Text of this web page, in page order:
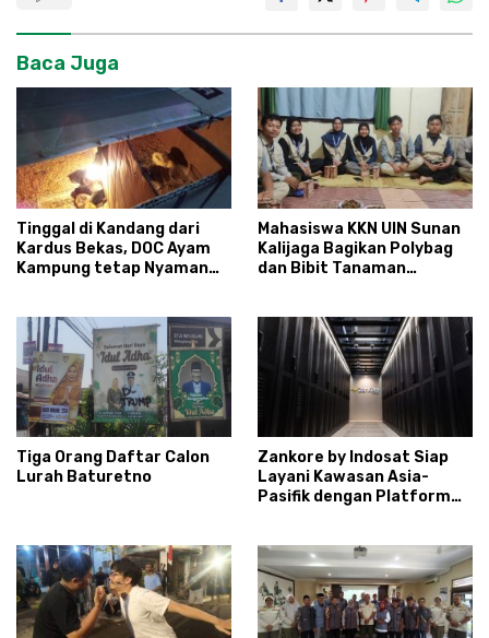
Baca Juga
Tinggal di Kandang dari
Kardus Bekas, DOC Ayam
Kampung tetap Nyaman
Mahasiswa KKN UIN Sunan
Kalijaga Bagikan Polybag
dan Bibit Tanaman
Tiga Orang Daftar Calon
Lurah Baturetno
Zankore by Indosat Siap
Layani Kawasan Asia-
Pasifik dengan Platform